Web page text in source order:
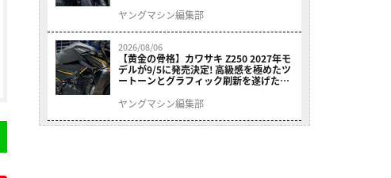
9/5発売
ヤングマシン編集部
2026/08/06
【黄金の骨格】カワサキ Z250 2027年モ
デルが9/5に発売決定! 高級感を極めたツ
ートーンとグラフィック刷新を遂げた本
ヤングマシン編集部